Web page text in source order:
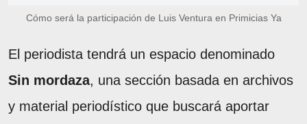
Cómo será la participación de Luis Ventura en Primicias Ya
El periodista tendrá un espacio denominado
Sin mordaza, una sección basada en archivos
y material periodístico que buscará aportar